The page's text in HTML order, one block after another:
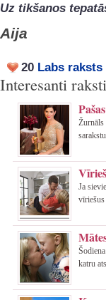
Uz tikšanos
Aija
20 Labs raksts
Interesanti
Žurnāls
Ja
katru